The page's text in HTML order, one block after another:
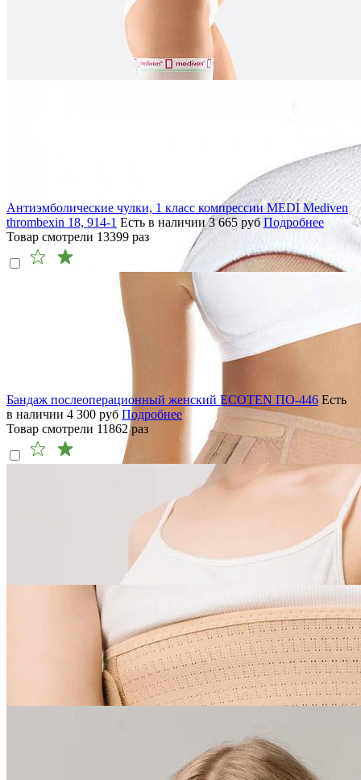
Антиэмболические чулки, 1 класс компрессии MEDI Mediven
thrombexin 18, 914-1 Есть в наличии 3 665 руб Подробнее
Товар смотрели 13399 раз
Бандаж послеоперационный женский ECOTEN ПО-446 Есть
в наличии 4 300 руб Подробнее
Товар смотрели 11862раз